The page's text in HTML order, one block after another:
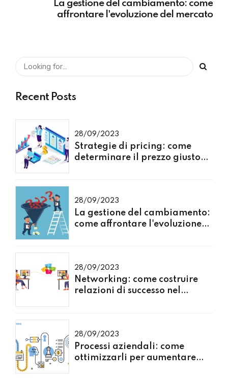
La gestione del cambiamento: come
affrontare l'evoluzione del mercato
Recent Posts
28/09/2023
Strategie di pricing: come
determinare il prezzo giusto
28/09/2023
La gestione del cambiamento:
come affrontare l'evoluzione
28/09/2023
Networking: come costruire
relazioni di successo nel
28/09/2023
Processi aziendali: come
ottimizzarli per aumentare